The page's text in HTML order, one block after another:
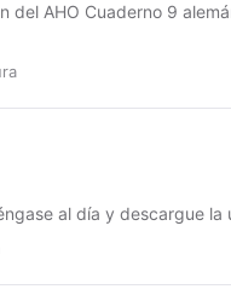
del AHO Cuaderno 9
al día y descargue la